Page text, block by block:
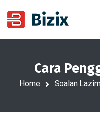
Cara
Home Soalan Lazim